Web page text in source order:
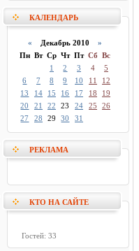
КАЛЕНДАРЬ
« Декабрь 2010 »
Пн Вт Ср Чт Пт Сб Вс
1
2 3 4
5
6
7 8 9 10 11
12
13
14 15 16 17 18
19
20
21 22 23 24 25
26
27
28 29 30 31
РЕКЛАМА
КТО НА САЙТЕ
Гостей: 33